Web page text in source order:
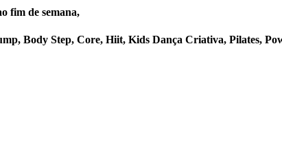
fim de semana,
Body Step, Core, Hiit, Kids Dança Criativa, Pilates,